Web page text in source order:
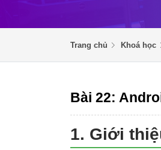
Trang chủ Khoá học
Bài 22:
1. Giới